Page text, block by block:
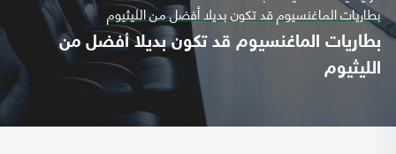
بطاريات الماغنسيوم قد تكون بديلا أفضل من الليثيوم
بطاريات الماغنسيوم قد تكون بديلا أفضل من
الليثيوم